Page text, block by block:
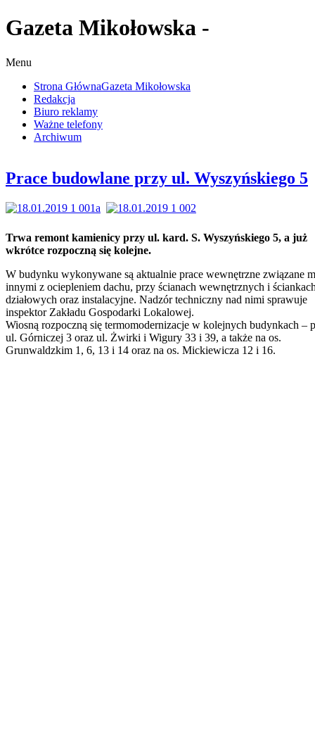
Gazeta Mikołowska -
Menu
Strona GłównaGazeta Mikołowska
Redakcja
Biuro reklamy
Ważne telefony
Archiwum
Prace budowlane przy ul. Wyszyńskiego 5
Trwa remont kamienicy przy ul. kard. S. Wyszyńskiego 5, a już
wkrótce rozpoczną się kolejne.
W budynku wykonywane są aktualnie prace wewnętrzne związane
innymi z ociepleniem dachu, przy ścianach wewnętrznych i
działowych oraz instalacyjne. Nadzór techniczny nad nimi sprawuje
inspektor Zakładu Gospodarki Lokalowej.
Wiosną rozpoczną się termomodernizacje w kolejnych budynkach –
ul. Górniczej 3 oraz ul. Żwirki i Wigury 33 i 39, a także na os.
Grunwaldzkim 1, 6, 13 i 14 oraz na os. Mickiewicza 12 i 16.